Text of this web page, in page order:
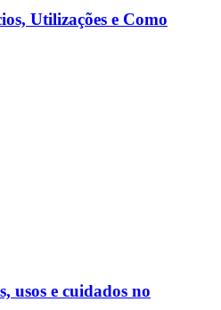
Utilizações e Como
usos e cuidados no